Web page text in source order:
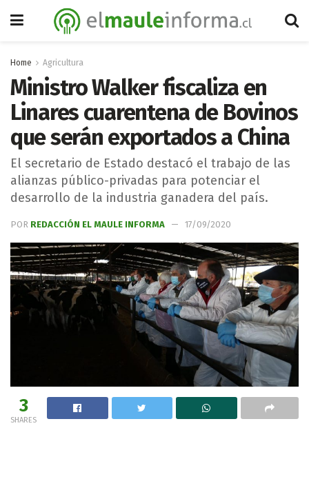
Home Agricultura
Ministro Walker fiscaliza en
Linares cuarentena de Bovinos
que serán exportados a China
El secretario de Estado destacó el trabajo de las
alianzas público-privadas para potenciar el
desarrollo de la industria ganadera del país.
POR REDACCIÓN EL MAULE INFORMA 17/09/2020
3
SHARES